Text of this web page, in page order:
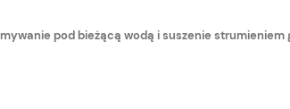
pod bieżącą wodą i suszenie strumieniem